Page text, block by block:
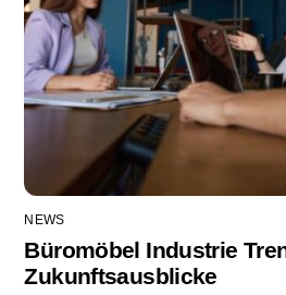
NEWS
Büromöbel Industrie
Zukunftsausblicke